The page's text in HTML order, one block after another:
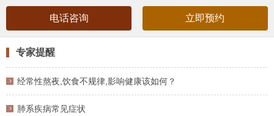
等疑难杂症。
简介：
国医大师李佃贵弟子，传承工作室传承人，中国民间
中医医药研究开发协会疑难杂症分会肿瘤研究组组长，肿瘤
淋巴结区域转移，血道转移，种植转移，易复发
电话咨询 立即预约
专家提醒
经常性熬夜,饮食不规律,影响健康该如何？
肺系疾病常见症状